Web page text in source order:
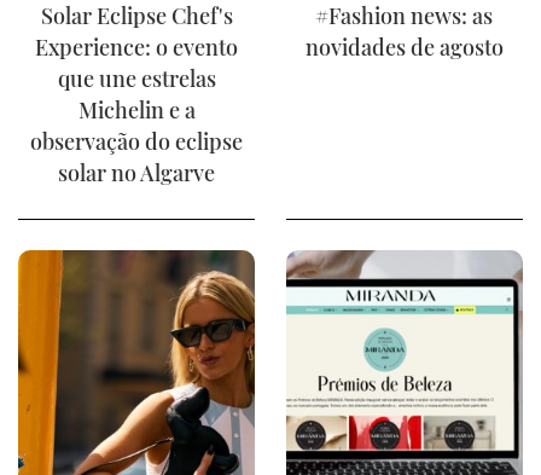
Solar Eclipse Chef's
Experience: o evento
que une estrelas
Michelin e a
observação do eclipse
solar no Algarve
#Fashion news: as
novidades de agosto